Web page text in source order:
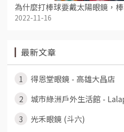
為什麼打棒球要戴太陽眼鏡，
2022-11-16
最新文章
1
得恩堂眼鏡 - 高雄大昌店
2
城市綠洲戶外生活館 -
3
光禾眼鏡 (斗六)